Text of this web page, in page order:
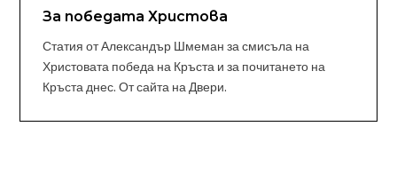
За победата Христова
Статия от Александър Шмеман за смисъла на
Христовата победа на Кръста и за почитането на
Кръста днес. От сайта на Двери.